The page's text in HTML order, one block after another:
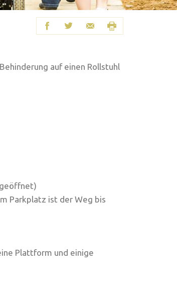
auf einen Rollstuhl
Parkplatz ist der Weg bis
Plattform und einige